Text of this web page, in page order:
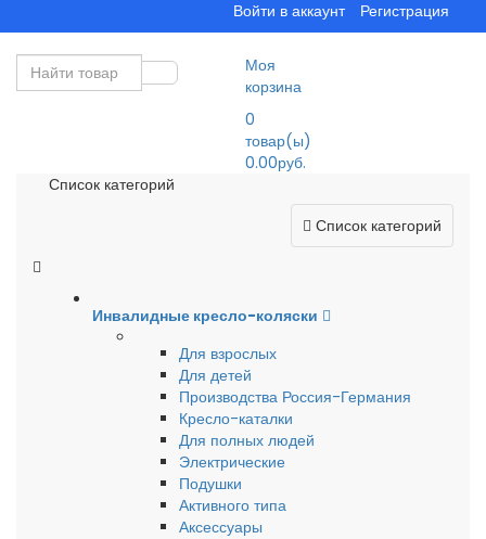
Войти в аккаунт Регистрация
Моя
корзина
0
товар(ы)
0.00руб.
Список категорий
Список категорий
Инвалидные кресло-коляски
Для взрослых
Для детей
Производства Россия-Германия
Кресло-каталки
Для полных людей
Электрические
Подушки
Активного типа
Аксессуары